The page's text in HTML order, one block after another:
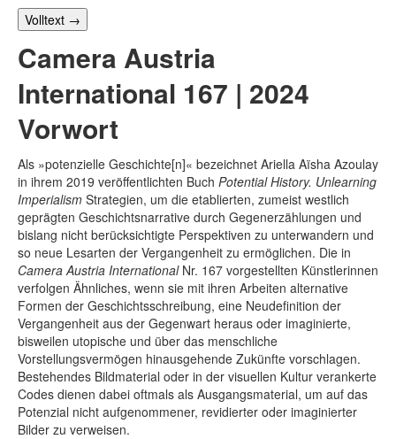
Volltext →
Camera Austria
International 167 | 2024
Vorwort
Als »potenzielle Geschichte[n]« bezeichnet Ariella Aïsha Azoulay
in ihrem 2019 veröffentlichten Buch Potential History. Unlearning
Imperialism Strategien, um die etablierten, zumeist westlich
geprägten Geschichtsnarrative durch Gegenerzählungen und
bislang nicht berücksichtigte Perspektiven zu unterwandern und
so neue Lesarten der Vergangenheit zu ermöglichen. Die in
Camera Austria InternationalNr. 167 vorgestellten Künstlerinnen
verfolgen Ähnliches, wenn sie mit ihren Arbeiten alternative
Formen der Geschichtsschreibung, eine Neudefinition der
Vergangenheit aus der Gegenwart heraus oder imaginierte,
bisweilen utopische und über das menschliche
Vorstellungsvermögen hinausgehende Zukünfte vorschlagen.
Bestehendes Bildmaterial oder in der visuellen Kultur verankerte
Codes dienen dabei oftmals als Ausgangsmaterial, um auf das
Potenzial nicht aufgenommener, revidierter oder imaginierter
Bilder zu verweisen.